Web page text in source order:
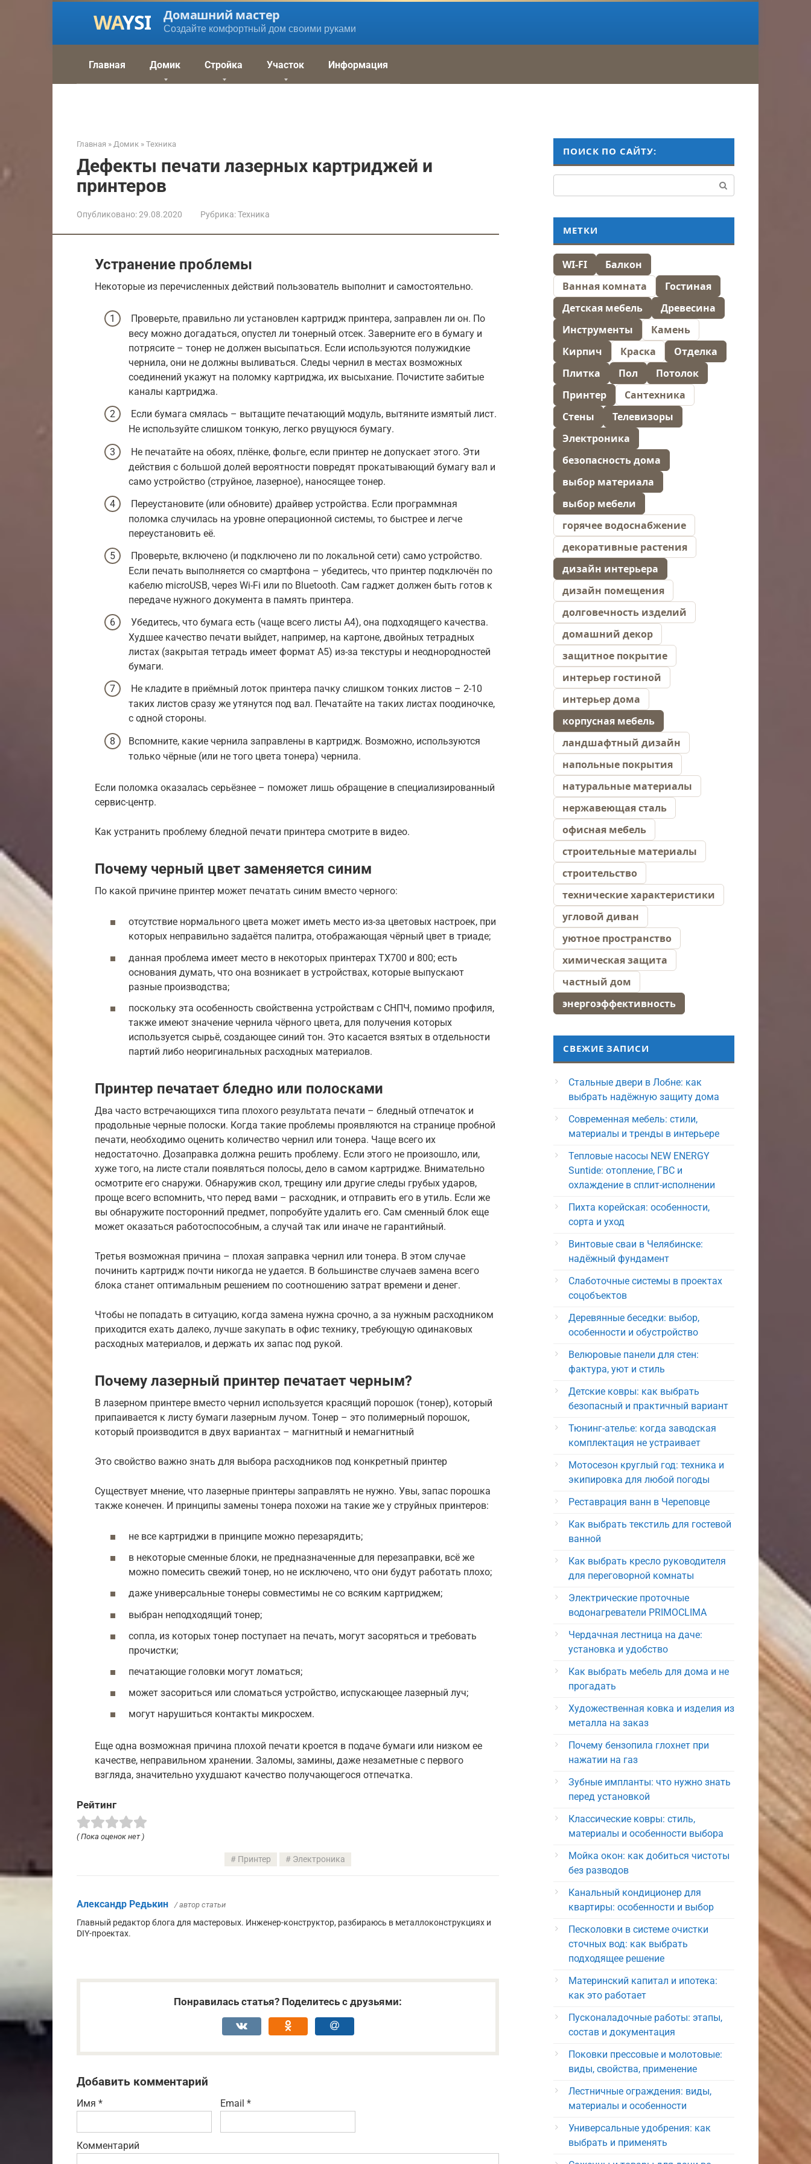
Домашний мастер
Создайте комфортный дом своими руками
Главная Домик Стройка Участок Информация
Главная » Домик » Техника
Дефекты печати лазерных картриджей и
принтеров
Опубликовано:29.08.2020 Рубрика:Техника
Устранение проблемы
Некоторые из перечисленных действий пользователь выполнит и самостоятельно.
Проверьте, правильно ли установлен картридж принтера, заправлен ли он. По
весу можно догадаться, опустел ли тонерный отсек. Заверните его в бумагу и
потрясите – тонер не должен высыпаться. Если используются полужидкие
чернила, они не должны выливаться. Следы чернил в местах возможных
соединений укажут на поломку картриджа, их высыхание. Почистите забитые
каналы картриджа.
Если бумага смялась – вытащите печатающий модуль, вытяните измятый лист.
Не используйте слишком тонкую, легко рвущуюся бумагу.
Не печатайте на обоях, плёнке, фольге, если принтер не допускает этого. Эти
действия с большой долей вероятности повредят прокатывающий бумагу вал и
само устройство (струйное, лазерное), наносящее тонер.
Переустановите (или обновите) драйвер устройства. Если программная
поломка случилась на уровне операционной системы, то быстрее и легче
переустановить её.
Проверьте, включено (и подключено ли по локальной сети) само устройство.
Если печать выполняется со смартфона – убедитесь, что принтер подключён по
кабелю microUSB, через Wi-Fi или по Bluetooth. Сам гаджет должен быть готов к
передаче нужного документа в память принтера.
Убедитесь, что бумага есть (чаще всего листы A4), она подходящего качества.
Худшее качество печати выйдет, например, на картоне, двойных тетрадных
листах (закрытая тетрадь имеет формат A5) из-за текстуры и неоднородностей
бумаги.
Не кладите в приёмный лоток принтера пачку слишком тонких листов – 2-10
таких листов сразу же утянутся под вал. Печатайте на таких листах поодиночке,
с одной стороны.
Вспомните, какие чернила заправлены в картридж. Возможно, используются
только чёрные (или не того цвета тонера) чернила.
Если поломка оказалась серьёзнее – поможет лишь обращение в специализированный
сервис-центр.
Как устранить проблему бледной печати принтера смотрите в видео.
Почему черный цвет заменяется синим
По какой причине принтер может печатать синим вместо черного:
отсутствие нормального цвета может иметь место из-за цветовых настроек, при
которых неправильно задаётся палитра, отображающая чёрный цвет в триаде;
данная проблема имеет место в некоторых принтерах TX700 и 800; есть
основания думать, что она возникает в устройствах, которые выпускают
разные производства;
поскольку эта особенность свойственна устройствам с СНПЧ, помимо профиля,
также имеют значение чернила чёрного цвета, для получения которых
используется сырьё, создающее синий тон. Это касается взятых в отдельности
партий либо неоригинальных расходных материалов.
Принтер печатает бледно или полосками
Два часто встречающихся типа плохого результата печати – бледный отпечаток и
продольные черные полоски. Когда такие проблемы проявляются на странице пробной
печати, необходимо оценить количество чернил или тонера. Чаще всего их
недостаточно. Дозаправка должна решить проблему. Если этого не произошло, или,
хуже того, на листе стали появляться полосы, дело в самом картридже. Внимательно
осмотрите его снаружи. Обнаружив скол, трещину или другие следы грубых ударов,
проще всего вспомнить, что перед вами – расходник, и отправить его в утиль. Если же
вы обнаружите посторонний предмет, попробуйте удалить его. Сам сменный блок еще
может оказаться работоспособным, а случай так или иначе не гарантийный.
Третья возможная причина – плохая заправка чернил или тонера. В этом случае
починить картридж почти никогда не удается. В большинстве случаев замена всего
блока станет оптимальным решением по соотношению затрат времени и денег.
Чтобы не попадать в ситуацию, когда замена нужна срочно, а за нужным расходником
приходится ехать далеко, лучше закупать в офис технику, требующую одинаковых
расходных материалов, и держать их запас под рукой.
Почему лазерный принтер печатает черным?
В лазерном принтере вместо чернил используется красящий порошок (тонер), который
припаивается к листу бумаги лазерным лучом. Тонер – это полимерный порошок,
который производится в двух вариантах – магнитный и немагнитный
Это свойство важно знать для выбора расходников под конкретный принтер
Существует мнение, что лазерные принтеры заправлять не нужно. Увы, запас порошка
также конечен. И принципы замены тонера похожи на такие же у струйных принтеров:
не все картриджи в принципе можно перезарядить;
в некоторые сменные блоки, не предназначенные для перезаправки, всё же
можно помесить свежий тонер, но не исключено, что они будут работать плохо;
даже универсальные тонеры совместимы не со всяким картриджем;
выбран неподходящий тонер;
сопла, из которых тонер поступает на печать, могут засоряться и требовать
прочистки;
печатающие головки могут ломаться;
может засориться или сломаться устройство, испускающее лазерный луч;
могут нарушиться контакты микросхем.
Еще одна возможная причина плохой печати кроется в подаче бумаги или низком ее
качестве, неправильном хранении. Заломы, замины, даже незаметные с первого
взгляда, значительно ухудшают качество получающегося отпечатка.
Рейтинг
( Пока оценок нет )
Принтер Электроника
Александр Редькин / автор статьи
Главный редактор блога для мастеровых. Инженер-конструктор, разбираюсь в металлоконструкциях и
DIY-проектах.
Понравилась статья? Поделитесь с друзьями:
Добавить комментарий
Имя * Email *
Комментарий
ПОИСК ПО САЙТУ:
МЕТКИ
WI-FI
Балкон
Ванная комната
Гостиная
Детская мебель
Древесина
Инструменты
Камень
Кирпич
Краска
Отделка
Плитка
Пол
Потолок
Принтер
Сантехника
Стены
Телевизоры
Электроника
безопасность дома
выбор материала
выбор мебели
горячее водоснабжение
декоративные растения
дизайн интерьера
дизайн помещения
долговечность изделий
домашний декор
защитное покрытие
интерьер гостиной
интерьер дома
корпусная мебель
ландшафтный дизайн
напольные покрытия
натуральные материалы
нержавеющая сталь
офисная мебель
строительные материалы
строительство
технические характеристики
угловой диван
уютное пространство
химическая защита
частный дом
энергоэффективность
СВЕЖИЕ ЗАПИСИ
Стальные двери в Лобне: как
выбрать надёжную защиту дома
Современная мебель: стили,
материалы и тренды в интерьере
Тепловые насосы NEW ENERGY
Suntide: отопление, ГВС и
охлаждение в сплит-исполнении
Пихта корейская: особенности,
сорта и уход
Винтовые сваи в Челябинске:
надёжный фундамент
Слаботочные системы в проектах
соцобъектов
Деревянные беседки: выбор,
особенности и обустройство
Велюровые панели для стен:
фактура, уют и стиль
Детские ковры: как выбрать
безопасный и практичный вариант
Тюнинг-ателье: когда заводская
комплектация не устраивает
Мотосезон круглый год: техника и
экипировка для любой погоды
Реставрация ванн в Череповце
Как выбрать текстиль для гостевой
ванной
Как выбрать кресло руководителя
для переговорной комнаты
Электрические проточные
водонагреватели PRIMOCLIMA
Чердачная лестница на даче:
установка и удобство
Как выбрать мебель для дома и не
прогадать
Художественная ковка и изделия из
металла на заказ
Почему бензопила глохнет при
нажатии на газ
Зубные импланты: что нужно знать
перед установкой
Классические ковры: стиль,
материалы и особенности выбора
Мойка окон: как добиться чистоты
без разводов
Канальный кондиционер для
квартиры: особенности и выбор
Песколовки в системе очистки
сточных вод: как выбрать
подходящее решение
Материнский капитал и ипотека:
как это работает
Пусконаладочные работы: этапы,
состав и документация
Поковки прессовые и молотовые:
виды, свойства, применение
Лестничные ограждения: виды,
материалы и особенности
Универсальные удобрения: как
выбрать и применять